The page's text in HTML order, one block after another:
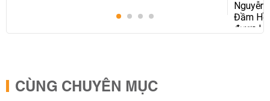
CÙNG CHUYÊN MỤC